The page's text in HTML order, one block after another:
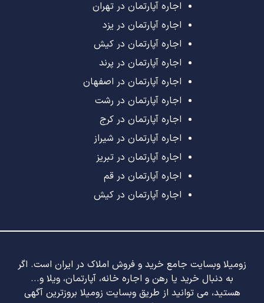
اجاره آپارتمان در تهران
اجاره آپارتمان در یزد
اجاره آپارتمان در کیش
اجاره آپارتمان در پرند
اجاره آپارتمان در اصفهان
اجاره آپارتمان در رشت
اجاره آپارتمان در کرج
اجاره آپارتمان در شیراز
اجاره آپارتمان در تبریز
اجاره آپارتمان در قم
اجاره آپارتمان در کیش
زومیلا وبسایت جامع خرید و فروش املاک در ایران است. اگر
به دنبال خرید یا رهن و اجاره خانه، آپارتمان، ویلا و...
هستید، می توانید از طریق وبسایت زومیلا بروزترین آگهی